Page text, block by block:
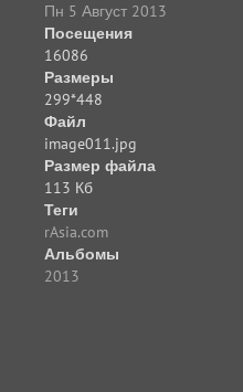
Пн 5 Август 2013
Посещения
16086
Размеры
299*448
Файл
image011.jpg
Размер файла
113 Кб
Теги
rAsia.com
Альбомы
2013